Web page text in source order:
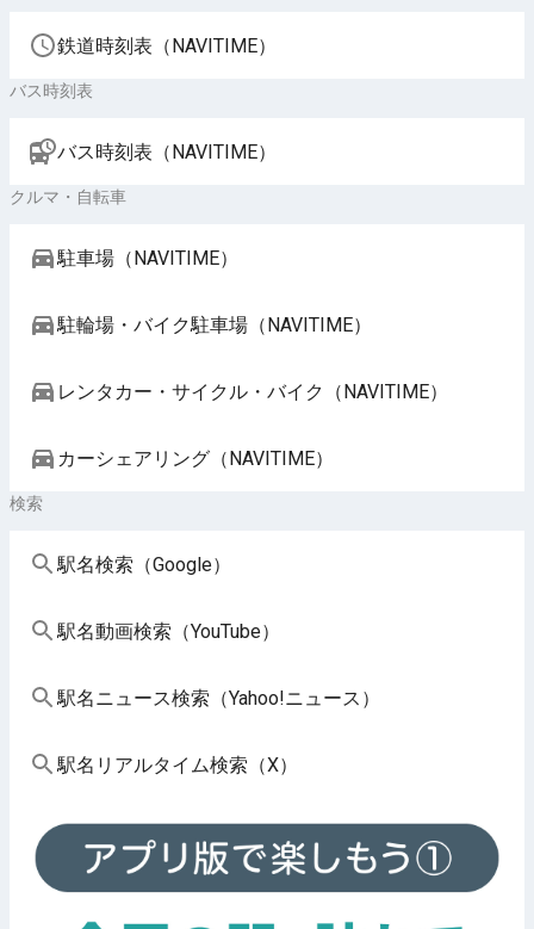
鉄道時刻表（NAVITIME）
バス時刻表
バス時刻表（NAVITIME）
クルマ・自転車
駐車場（NAVITIME）
駐輪場・バイク駐車場（NAVITIME）
レンタカー・サイクル・バイク（NAVITIME）
カーシェアリング（NAVITIME）
検索
駅名検索（Google）
駅名動画検索（YouTube）
駅名ニュース検索（Yahoo!ニュース）
駅名リアルタイム検索（X）